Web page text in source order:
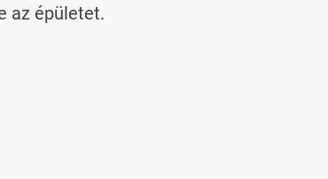
az épületet.